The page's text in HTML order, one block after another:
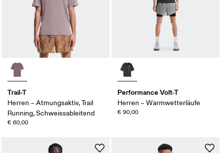
Trail-T
Herren – Atmungsaktiv, Trail
Running, Schweissableitend
€ 60,00
Performance Volt-T
Herren – Warmwetterläufe
€ 90,00